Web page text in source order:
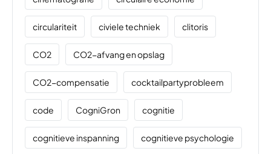
circulariteit civiele techniek clitoris
CO2 CO2-afvang en opslag
CO2-compensatie cocktailpartyprobleem
code CogniGron cognitie
cognitieve inspanning cognitieve psychologie